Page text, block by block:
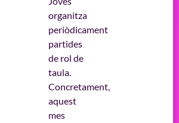
organitza
periòdicament
partides
de rol de
taula.
Concretament,
aquest
mes